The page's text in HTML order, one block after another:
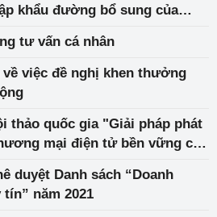
tư vấn cá nhân
về việc đề nghị khen thưởng
thảo quốc gia "Giải pháp phát
mại điện tử bền vững cho
duyệt Danh sách “Doanh
năm 2021